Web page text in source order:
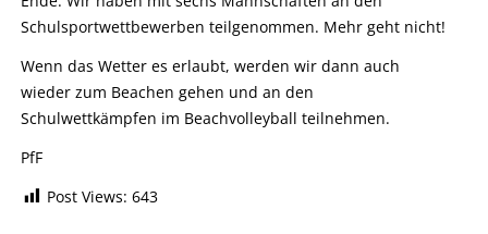
Schulsportwettbewerben teilgenommen. Mehr geht nicht!
Wenn das Wetter es erlaubt, werden wir dann auch
wieder zum Beachen gehen und an den
Schulwettkämpfen im Beachvolleyball teilnehmen.
PfF
Post Views: 643